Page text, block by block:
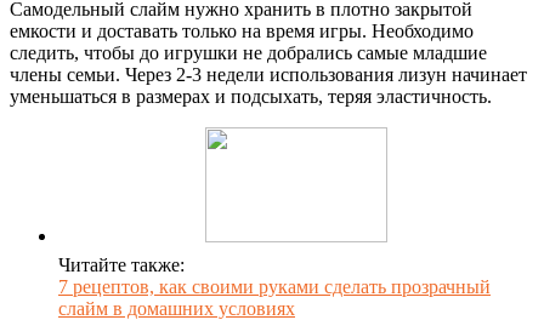
Самодельный слайм нужно хранить в плотно закрытой
емкости и доставать только на время игры. Необходимо
следить, чтобы до игрушки не добрались самые младшие
члены семьи. Через 2-3 недели использования лизун начинает
уменьшаться в размерах и подсыхать, теряя эластичность.
Читайте также:
7 рецептов, как своими руками сделать прозрачный
слайм в домашних условиях